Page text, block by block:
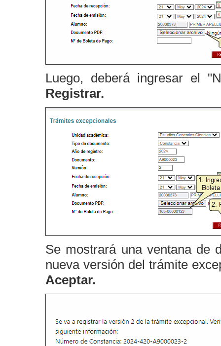
Luego, deberá ingresar el
Registrar.
Se mostrará una ventana de
nueva versión del trámite
Aceptar.